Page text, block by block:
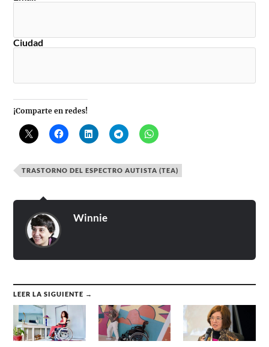
Ciudad
¡Comparte en redes!
TRASTORNO DEL ESPECTRO AUTISTA (TEA)
Winnie
LEER LA SIGUIENTE →